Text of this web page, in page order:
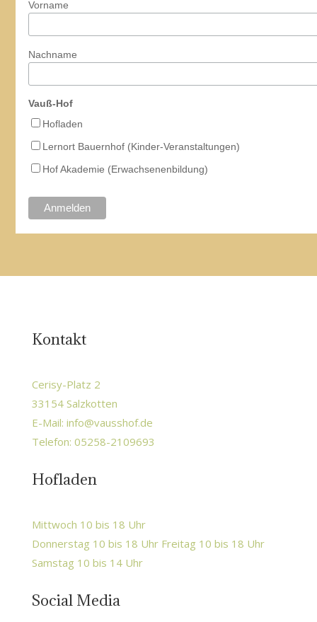
Vorname
Nachname
Vauß-Hof
Hofladen
Lernort Bauernhof (Kinder-Veranstaltungen)
Hof Akademie (Erwachsenenbildung)
Kontakt
Cerisy-Platz 2
33154 Salzkotten
E-Mail: info@vausshof.de
Telefon: 05258-2109693
Hofladen
Mittwoch 10 bis 18 Uhr
Donnerstag 10 bis 18 Uhr Freitag 10 bis 18 Uhr
Samstag 10 bis 14 Uhr
Social Media